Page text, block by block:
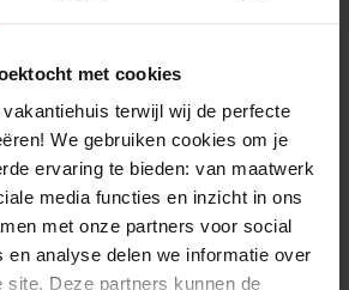
met cookies
terwijl wij de perfecte
We gebruiken cookies om je
ervaring te bieden: van maatwerk
media functies en inzicht in ons
met onze partners voor social
en analyse delen we informatie over
site. Deze partners kunnen de
keuze?
je de nodige privacy en een
voor een ontspannen verblijf in
zijn door onze
geselecteerd
, zodat je zeker
plek die perfect aansluit bij